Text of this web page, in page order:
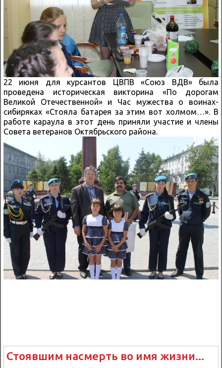
22 июня для курсантов ЦВПВ «Союз ВДВ» была
проведена историческая викторина «По дорогам
Великой Отечественной» и Час мужества о воинах-
сибиряках «Стояла батарея за этим вот холмом…». В
работе караула в этот день приняли участие и члены
Совета ветеранов Октябрьского района.
Стоявшим насмерть во имя жизни...